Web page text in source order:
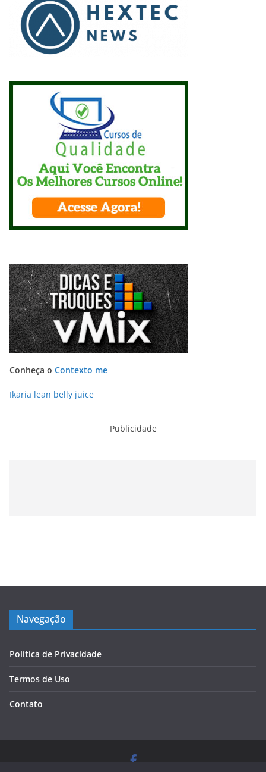
Conheça o Contexto me
Ikaria lean belly juice
Publicidade
Navegação
Política de Privacidade
Termos de Uso
Contato